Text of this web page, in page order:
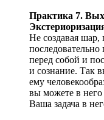
Практика 7.
Не создавая шар,
перед собой и
и сознание. Так
ему
вы можете в
Ваша задача в